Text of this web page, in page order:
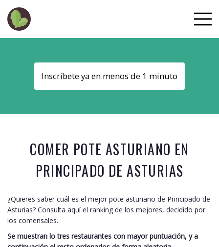
Inscríbete ya en menos de 1 minuto
COMER POTE ASTURIANO EN
PRINCIPADO DE ASTURIAS
¿Quieres saber cuál es el mejor pote asturiano de Principado de
Asturias? Consulta aquí el ranking de los mejores, decidido por
los comensales.
Se muestran lo tres restaurantes con mayor puntuación, y a